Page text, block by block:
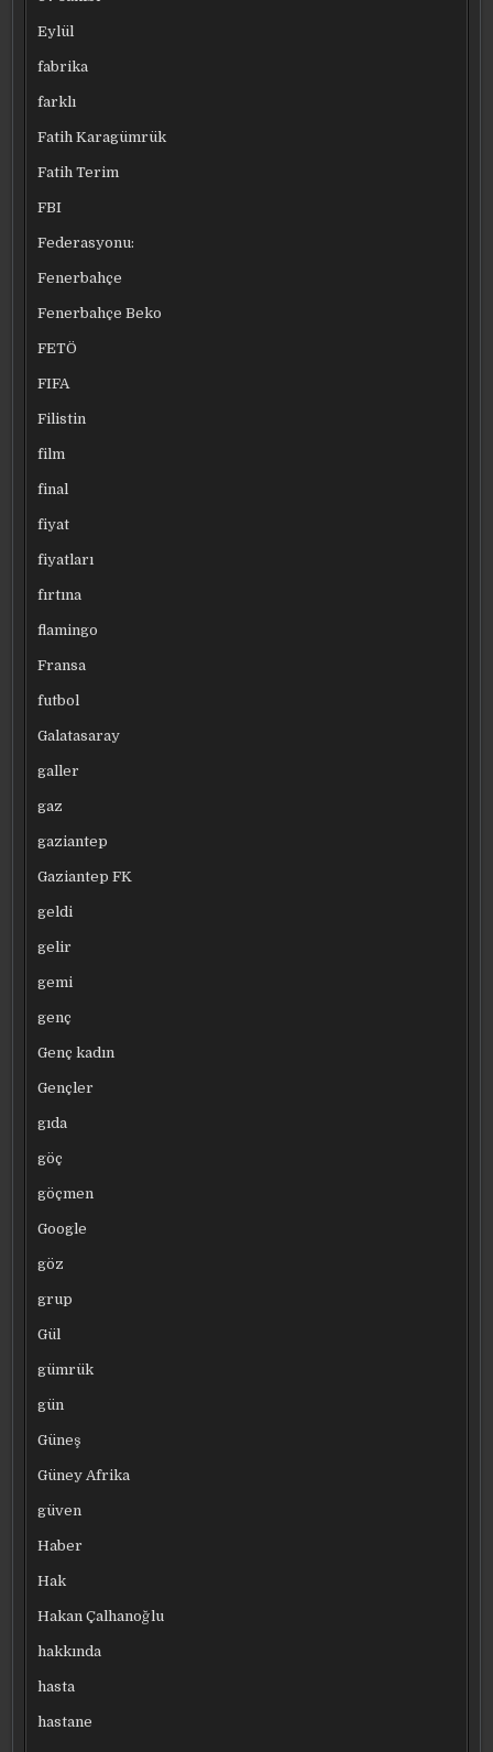
Eylül
fabrika
farklı
Fatih Karagümrük
Fatih Terim
FBI
Federasyonu:
Fenerbahçe
Fenerbahçe Beko
FETÖ
FIFA
Filistin
film
final
fiyat
fiyatları
fırtına
flamingo
Fransa
futbol
Galatasaray
galler
gaz
gaziantep
Gaziantep FK
geldi
gelir
gemi
genç
Genç kadın
Gençler
gıda
göç
göçmen
Google
göz
grup
Gül
gümrük
gün
Güneş
Güney Afrika
güven
Haber
Hak
Hakan Çalhanoğlu
hakkında
hasta
hastane